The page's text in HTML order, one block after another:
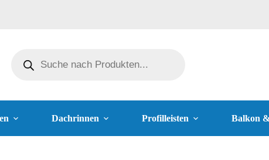
Dachrinnen Profilleisten Balkon